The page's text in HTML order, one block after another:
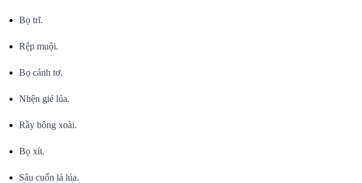
Bọ trĩ.
Rệp muội.
Bọ cánh tơ.
Nhện gié lúa.
Rầy bông xoài.
Bọ xít.
Sâu cuốn lá lúa.